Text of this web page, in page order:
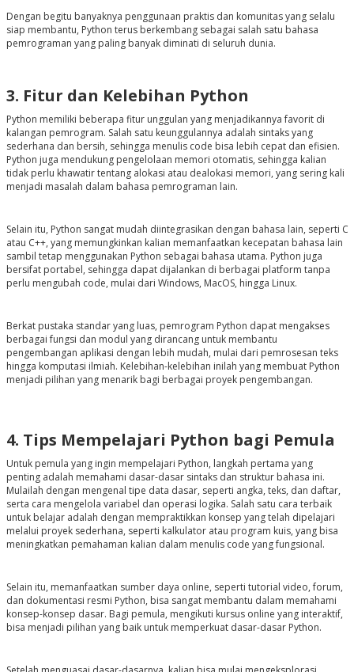
Dengan begitu banyaknya penggunaan praktis dan komunitas yang selalu
siap membantu, Python terus berkembang sebagai salah satu bahasa
pemrograman yang paling banyak diminati di seluruh dunia.
3. Fitur dan Kelebihan Python
Python memiliki beberapa fitur unggulan yang menjadikannya favorit di
kalangan pemrogram. Salah satu keunggulannya adalah sintaks yang
sederhana dan bersih, sehingga menulis code bisa lebih cepat dan efisien.
Python juga mendukung pengelolaan memori otomatis, sehingga kalian
tidak perlu khawatir tentang alokasi atau dealokasi memori, yang sering kali
menjadi masalah dalam bahasa pemrograman lain.
Selain itu, Python sangat mudah diintegrasikan dengan bahasa lain, seperti C
atau C++, yang memungkinkan kalian memanfaatkan kecepatan bahasa lain
sambil tetap menggunakan Python sebagai bahasa utama. Python juga
bersifat portabel, sehingga dapat dijalankan di berbagai platform tanpa
perlu mengubah code, mulai dari Windows, MacOS, hingga Linux.
Berkat pustaka standar yang luas, pemrogram Python dapat mengakses
berbagai fungsi dan modul yang dirancang untuk membantu
pengembangan aplikasi dengan lebih mudah, mulai dari pemrosesan teks
hingga komputasi ilmiah. Kelebihan-kelebihan inilah yang membuat Python
menjadi pilihan yang menarik bagi berbagai proyek pengembangan.
4. Tips Mempelajari Python bagi Pemula
Untuk pemula yang ingin mempelajari Python, langkah pertama yang
penting adalah memahami dasar-dasar sintaks dan struktur bahasa ini.
Mulailah dengan mengenal tipe data dasar, seperti angka, teks, dan daftar,
serta cara mengelola variabel dan operasi logika. Salah satu cara terbaik
untuk belajar adalah dengan mempraktikkan konsep yang telah dipelajari
melalui proyek sederhana, seperti kalkulator atau program kuis, yang bisa
meningkatkan pemahaman kalian dalam menulis code yang fungsional.
Selain itu, memanfaatkan sumber daya online, seperti tutorial video, forum,
dan dokumentasi resmi Python, bisa sangat membantu dalam memahami
konsep-konsep dasar. Bagi pemula, mengikuti kursus online yang interaktif,
bisa menjadi pilihan yang baik untuk memperkuat dasar-dasar Python.